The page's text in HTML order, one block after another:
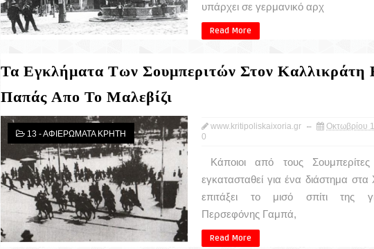
υπάρχει σε γερμανικό αρχ
Read More
Τα Εγκλήματα Των Σουμπεριτών Στον Καλλικράτη
Παπάς Απο Το Μαλεβίζι
13 - ΑΦΙΕΡΩΜΑΤΑ ΚΡΗΤΗ
www.kritipoliskaixoria.gr
Οκτωβρίου
0
Κάποιοι από τους
εγκατασταθεί για ένα διάστημα στα
επιτάξει το μισό σπίτι της
Περσεφόνης Γαμπά,
Read More